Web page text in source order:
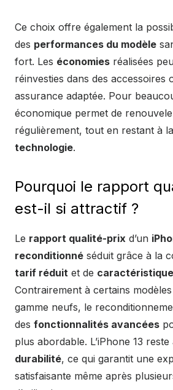
Ce choix offre également la
des performances du modèle
fort. Les économies réalisées
réinvesties dans des accessoires
assurance adaptée. Pour
économique permet de
régulièrement, tout en restant à
technologie.
Pourquoi le rapport
est-il si attractif ?
Le rapport qualité-prix d’un
reconditionné séduit grâce à la
tarif réduit et de
Contrairement à certains modèles
gamme neufs, le
des fonctionnalités avancées
plus abordable. L’iPhone 13
durabilité, ce qui garantit une
satisfaisante même après